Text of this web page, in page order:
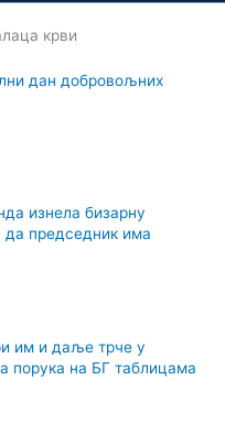
крви
дан добровољних
изнела бизарну
да председник има
им и даље трче у
порука на БГ таблицама